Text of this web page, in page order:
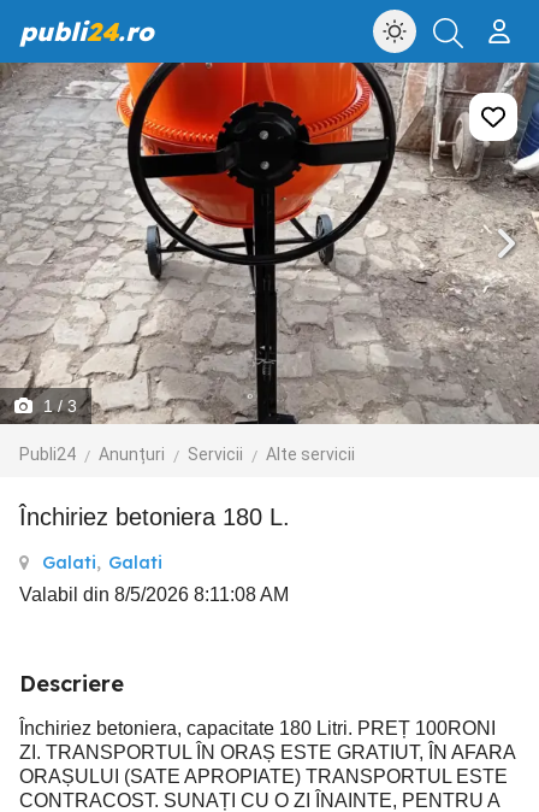
publi24.ro
1/ 3
Publi24 Anunțuri Servicii Alte servicii
Închiriez betoniera 180 L.
Galati, Galati
Valabil din 8/5/2026 8:11:08 AM
Descriere
Închiriez betoniera, capacitate 180 Litri. PREȚ 100RONI
ZI. TRANSPORTUL ÎN ORAȘ ESTE GRATIUT, ÎN AFARA
ORAȘULUI (SATE APROPIATE) TRANSPORTUL ESTE
CONTRACOST. SUNAȚI CU O ZI ÎNAINTE, PENTRU A